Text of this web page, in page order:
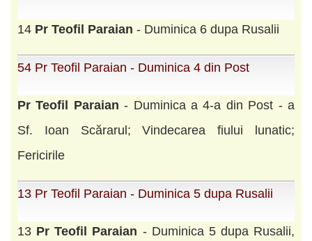
14 Pr Teofil Paraian - Duminica 6 dupa Rusalii
54 Pr Teofil Paraian - Duminica 4 din Post
Pr Teofil Paraian - Duminica a 4-a din Post - a
Sf. Ioan Scărarul; Vindecarea fiului lunatic;
Fericirile
13 Pr Teofil Paraian - Duminica 5 dupa Rusalii
13 Pr Teofil Paraian - Duminica 5 dupa Rusalii,